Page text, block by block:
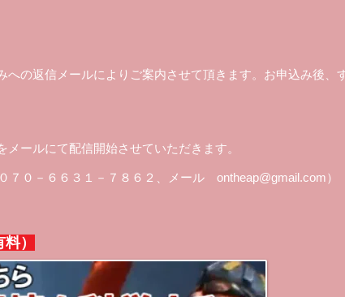
への返信メールによりご案内させて頂きます。お申込み後
ールにて配信開始させていただきます。
７０－６６３１－７８６２、メール ontheap@gmail.com）
）